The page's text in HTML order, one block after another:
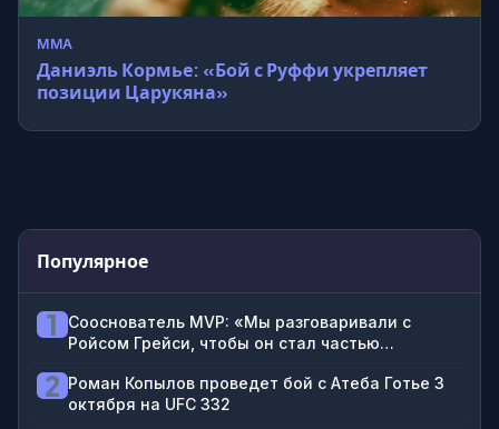
MMA
Даниэль Кормье: «Бой с Руффи укрепляет
позиции Царукяна»
Популярное
1
Сооснователь MVP: «Мы разговаривали с
Ройсом Грейси, чтобы он стал частью
джиу-джитсу»
2 Роман Копылов проведет бой с Атеба Готье 3
октября на UFC 332